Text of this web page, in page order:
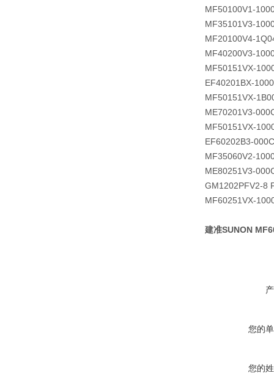
MF50100V1-
MF35101V3-
MF20100V4-
MF40200V3-
MF50151VX-
EF40201BX-
MF50151VX-
ME70201V3-
MF50151VX-
EF60202B3-
MF35060V2-
ME80251V3-
GM1202PFV2-8
MF60251VX-
建准SUNON
您的
您的